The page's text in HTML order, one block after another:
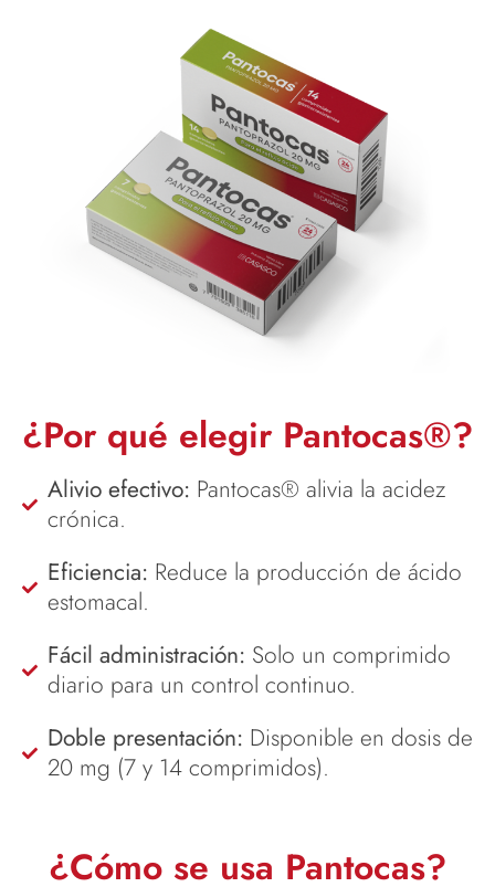
¿Por qué elegir Pantocas®?
Alivio efectivo: Pantocas® alivia la acidez
crónica.
Eficiencia: Reduce la producción de ácido
estomacal.
Fácil administración: Solo un comprimido
diario para un control continuo.
Doble presentación: Disponible en dosis de
20 mg (7 y 14 comprimidos).
¿Cómo se usa Pantocas?